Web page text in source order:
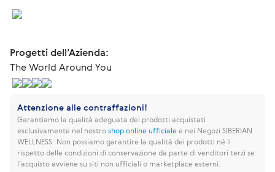
Progetti dell’Azienda:
The World Around You
Attenzione alle contraffazioni!
Garantiamo la qualità adeguata dei prodotti acquistati
esclusivamente nel nostroshop online ufficialee nei Negozi SIBERIAN
WELLNESS. Non possiamo garantire la qualità dei prodotti né il
rispetto delle condizioni di conservazione da parte di venditori terzi se
l’acquisto avviene su siti non ufficiali o marketplace esterni.